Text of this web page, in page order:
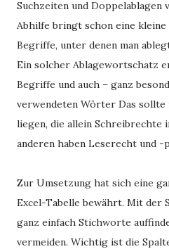
Suchzeiten und
Abhilfe bringt schon eine kleine
Begriffe, unter denen man
Ein solcher Ablagewortschatz
Begriffe und auch – ganz
verwendeten Wörter Das sollte
liegen, die allein Schreibrechte
anderen haben Leserecht und -
Zur Umsetzung hat sich eine
Excel-Tabelle bewährt. Mit der
ganz einfach Stichworte
vermeiden. Wichtig ist die